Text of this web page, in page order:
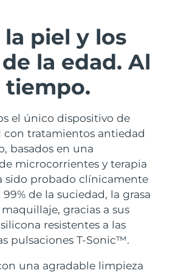
piel y los
la edad. Al
tiempo.
el único dispositivo de
con tratamientos antiedad
basados en una
microcorrientes y terapia
sido probado clínicamente
de la suciedad, la grasa
gracias a sus
resistentes a las
pulsaciones T-Sonic™.
una agradable limpieza
4 pack
4 Plus
4 Men
anti-aging massage
Lifting facial
2 pack
2 go
toning on-the-go
2 eyes & lips
line smoothing device
3 pack
facial hydration
3 LED
and red light therapy
Cuidado bucal
4
silicone sonic toothbrush
4 plus
hybrid silicone sonic toothbrush
ANTIEDAD FAQ™
NEW
Entrega prevista
Entrega prevista8/13/26
Entrega prevista8/15/26
Entrega prevista8/10/26
Entrega prevista